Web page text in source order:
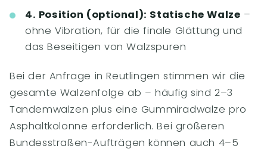
4. Position (optional): Statische Walze –
ohne Vibration, für die finale Glättung und
das Beseitigen von Walzspuren
Bei der Anfrage in Reutlingen stimmen wir die
gesamte Walzenfolge ab – häufig sind 2–3
Tandemwalzen plus eine Gummiradwalze pro
Asphaltkolonne erforderlich. Bei größeren
Bundesstraßen-Aufträgen können auch 4–5